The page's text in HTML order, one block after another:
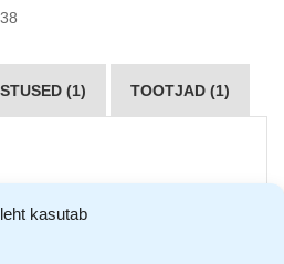
kasutab
(1) TOOTJAD (1)
valgusega talvemüts